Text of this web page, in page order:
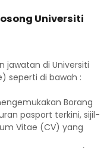
Universiti
jawatan di Universiti
seperti di bawah :
Borang
pasport terkini, sijil-
Vitae (CV) yang